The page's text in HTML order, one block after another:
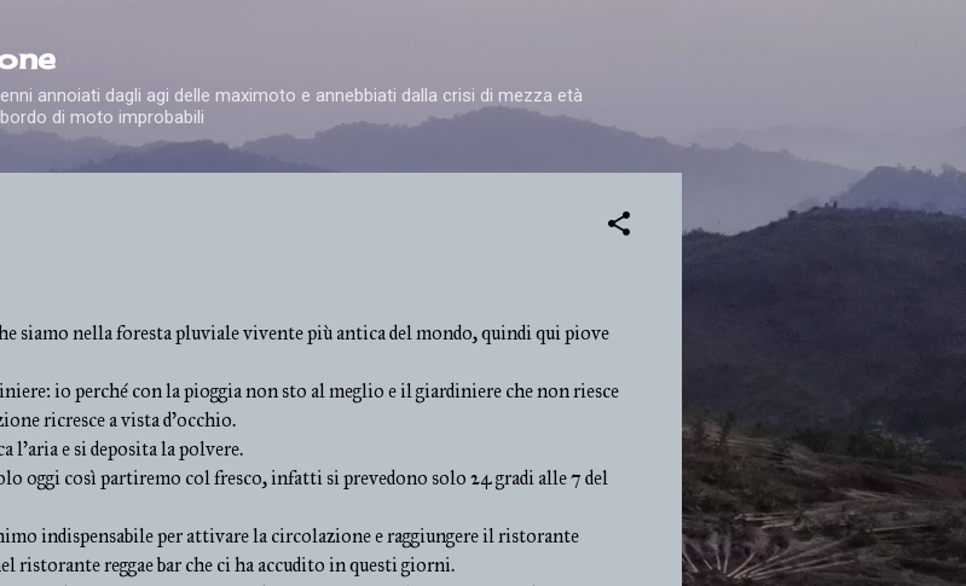
annoiati dagli agi delle maximoto e annebbiati dalla crisi di mezza età
di moto improbabili
siamo nella foresta pluviale vivente più antica del mondo, quindi qui piove
io perché con la pioggia non sto al meglio e il giardiniere che non riesce
ricresce a vista d'occhio.
l'aria e si deposita la polvere.
oggi così partiremo col fresco, infatti si prevedono solo 24 gradi alle 7 del
indispensabile per attivare la circolazione e raggiungere il ristorante
reggae bar che ci ha accudito in questi giorni.